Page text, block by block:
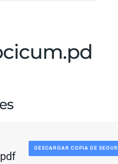
DESCARGAR COPIA DE